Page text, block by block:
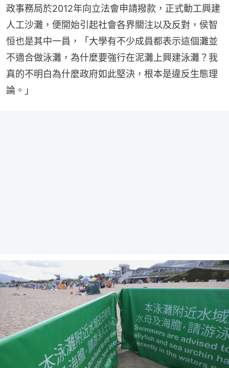
政事務局於2012年向立法會申請撥款，正式動工興建
人工沙灘，便開始引起社會各界關注以及反對，侯智
恒也是其中一員，「大學有不少成員都表示這個灘並
不適合做泳灘，為什麼要強行在泥灘上興建泳灘？我
真的不明白為什麼政府如此堅決，根本是違反生態理
論。」